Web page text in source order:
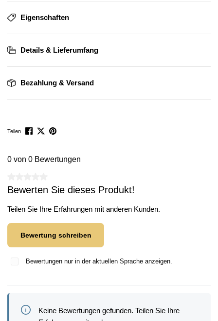
Eigenschaften
Details & Lieferumfang
Bezahlung & Versand
Teilen
0 von 0 Bewertungen
Bewerten Sie dieses Produkt!
Teilen Sie Ihre Erfahrungen mit anderen Kunden.
Bewertung schreiben
Bewertungen nur in der aktuellen Sprache anzeigen.
Keine Bewertungen gefunden. Teilen Sie Ihre